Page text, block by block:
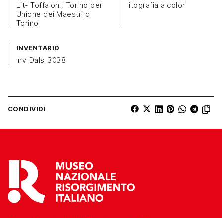
Lit- Toffaloni, Torino per
Unione dei Maestri di
Torino
litografia a colori
INVENTARIO
Inv_Dals_3038
CONDIVIDI